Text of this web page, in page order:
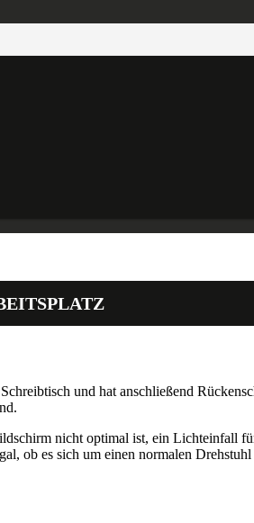
und hat anschließend
nicht optimal ist, ein Lichteinfall
ob es sich um einen normalen